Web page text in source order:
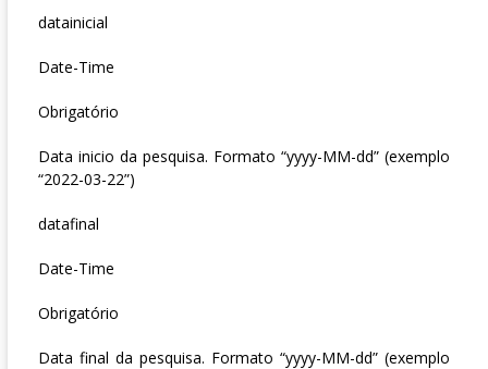
datainicial
Date-Time
Obrigatório
Data inicio da pesquisa. Formato “yyyy-MM-dd” (exemplo
“2022-03-22”)
datafinal
Date-Time
Obrigatório
Data final da pesquisa. Formato “yyyy-MM-dd” (exemplo